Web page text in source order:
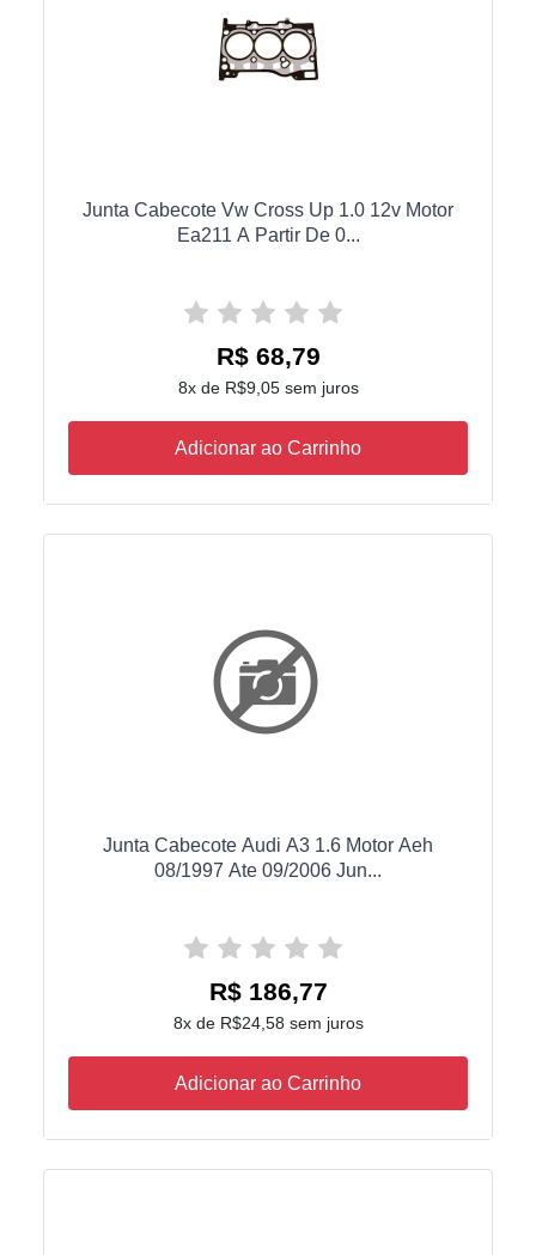
Junta Cabecote Vw Cross Up 1.0 12v Motor
Ea211 A Partir De 0...
R$ 68,79
8x de R$9,05 sem juros
Adicionar ao Carrinho
Junta Cabecote Audi A3 1.6 Motor Aeh
08/1997 Ate 09/2006 Jun...
R$ 186,77
8x de R$24,58 sem juros
Adicionar ao Carrinho